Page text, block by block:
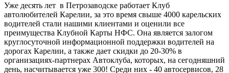
Уже десять лет в Петрозаводске работает Клуб
автолюбителей Карелии, за это время свыше 4000 карельских
водителей стали нашими клиентами и оценили все
преимущества Клубной Карты НФС. Она является залогом
круглосуточной информационной поддержки водителей на
дорогах Карелии, а также дает скидки до 20-30% в
организациях-партнерах Автоклуба, которых, на сегодняшний
день, насчитывается уже 300! Среди них - 40 автосервисов, 28